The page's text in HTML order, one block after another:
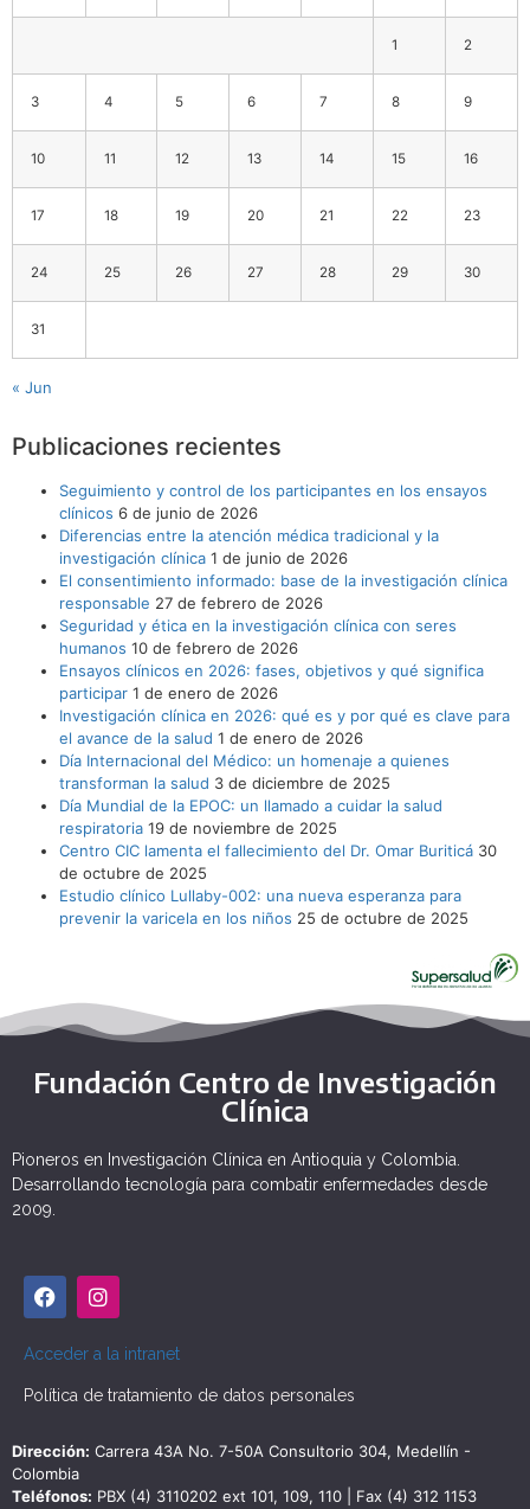
1 2
3 4 5 6 7 8 9
10 11 12 13 14 15 16
17 18 19 20 21 22 23
24 25 26 27 28 29 30
31
« Jun
Publicaciones recientes
Seguimiento y control de los participantes en los ensayos
clínicos 6 de junio de 2026
Diferencias entre la atención médica tradicional y la
investigación clínica 1 de junio de 2026
El consentimiento informado: base de la investigación clínica
responsable 27 de febrero de 2026
Seguridad y ética en la investigación clínica con seres
humanos 10 de febrero de 2026
Ensayos clínicos en 2026: fases, objetivos y qué significa
participar 1 de enero de 2026
Investigación clínica en 2026: qué es y por qué es clave para
el avance de la salud 1 de enero de 2026
Día Internacional del Médico: un homenaje a quienes
transforman la salud 3 de diciembre de 2025
Día Mundial de la EPOC: un llamado a cuidar la salud
respiratoria 19 de noviembre de 2025
Centro CIC lamenta el fallecimiento del Dr. Omar Buriticá 30
de octubre de 2025
Estudio clínico Lullaby-002: una nueva esperanza para
prevenir la varicela en los niños 25 de octubre de 2025
Fundación Centro de Investigación
Clínica
Pioneros en Investigación Clínica en Antioquia y Colombia.
Desarrollando tecnología para combatir enfermedades desde
2009.
Acceder a la intranet
Política de tratamiento de datos personales
Dirección: Carrera 43A No. 7-50A Consultorio 304, Medellín -
Colombia
Teléfonos: PBX (4) 3110202 ext 101, 109, 110 | Fax (4) 312 1153